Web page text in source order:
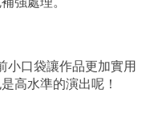
小口袋讓作品更加實用
高水準的演出呢！